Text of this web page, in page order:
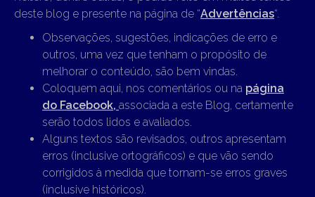
deste blog e presente na página de “Advertências“.
Observações, sugestões, indicações de erro e
outros, uma vez que tenham o propósito de
melhorar o conteúdo, são bem vindas.
Coloquem aqui, nos comentários ou na página
do Facebook, associada a este Blog, certamente
serão todos lidos e avaliados.
Alguns textos são revisados, outros apresentam
erros (inclusive ortográficos) e que vão sendo
corrigidos à medida que tornam-se erros graves
(inclusive históricos).